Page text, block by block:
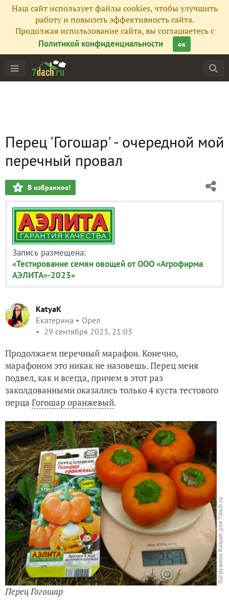
Наш сайт использует файлы cookies, чтобы улучшить
работу и повысить эффективность сайта.
Продолжая использование сайта, вы соглашаетесь с
Политикой конфиденциальности
ок
Перец 'Гогошар' - очередной мой
перечный провал
В избранное!
Запись размещена:
«Тестирование семян овощей от ООО «Агрофирма
АЭЛИТА»-2023»
KatyaK
Екатерина
Орел
29 сентября 2023, 21:03
Продолжаем перечный марафон. Конечно,
марафоном это никак не назовешь. Перец меня
подвел, как и всегда, причем в этот раз
заколдованными оказались только 4 куста тестового
перца Гогошар оранжевый.
Перец Гогошар